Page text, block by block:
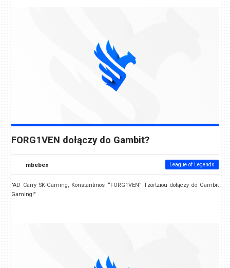
FORG1VEN dołączy do Gambit?
mbeben League of Legends
"AD Carry SK-Gaming, Konstantinos “FORG1VEN” Tzortziou dołączy do Gambit
Gaming!"